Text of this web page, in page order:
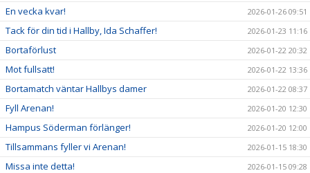
En vecka kvar! 2026-01-26 09:51
Tack för din tid i Hallby, Ida Schaffer! 2026-01-23 11:16
Bortaförlust 2026-01-22 20:32
Mot fullsatt! 2026-01-22 13:36
Bortamatch väntar Hallbys damer 2026-01-22 08:37
Fyll Arenan! 2026-01-20 12:30
Hampus Söderman förlänger! 2026-01-20 12:00
Tillsammans fyller vi Arenan! 2026-01-15 18:30
Missa inte detta! 2026-01-15 09:28